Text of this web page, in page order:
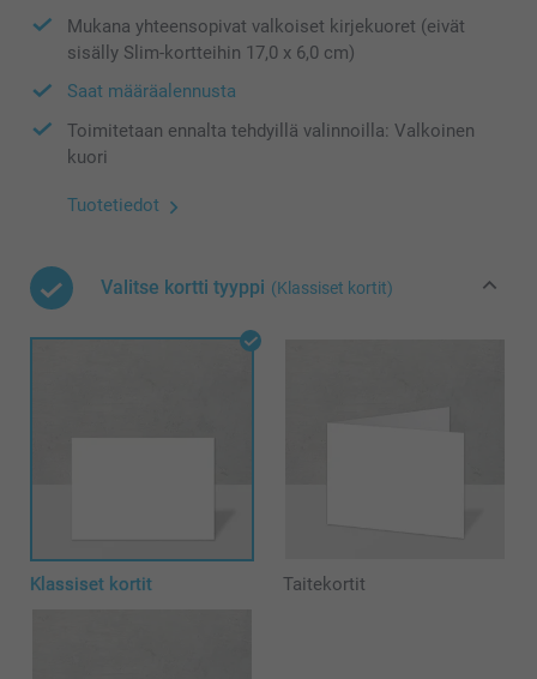
Mukana yhteensopivat valkoiset kirjekuoret (eivät
sisälly Slim-kortteihin 17,0 x 6,0 cm)
Saat määräalennusta
Toimitetaan ennalta tehdyillä valinnoilla: Valkoinen
kuori
Tuotetiedot
Valitse kortti tyyppi (Klassiset kortit)
Klassiset kortit Taitekortit